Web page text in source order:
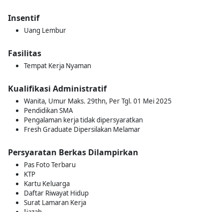
Insentif
Uang Lembur
Fasilitas
Tempat Kerja Nyaman
Kualifikasi Administratif
Wanita, Umur Maks. 29thn, Per Tgl. 01 Mei 2025
Pendidikan SMA
Pengalaman kerja tidak dipersyaratkan
Fresh Graduate Dipersilakan Melamar
Persyaratan Berkas Dilampirkan
Pas Foto Terbaru
KTP
Kartu Keluarga
Daftar Riwayat Hidup
Surat Lamaran Kerja